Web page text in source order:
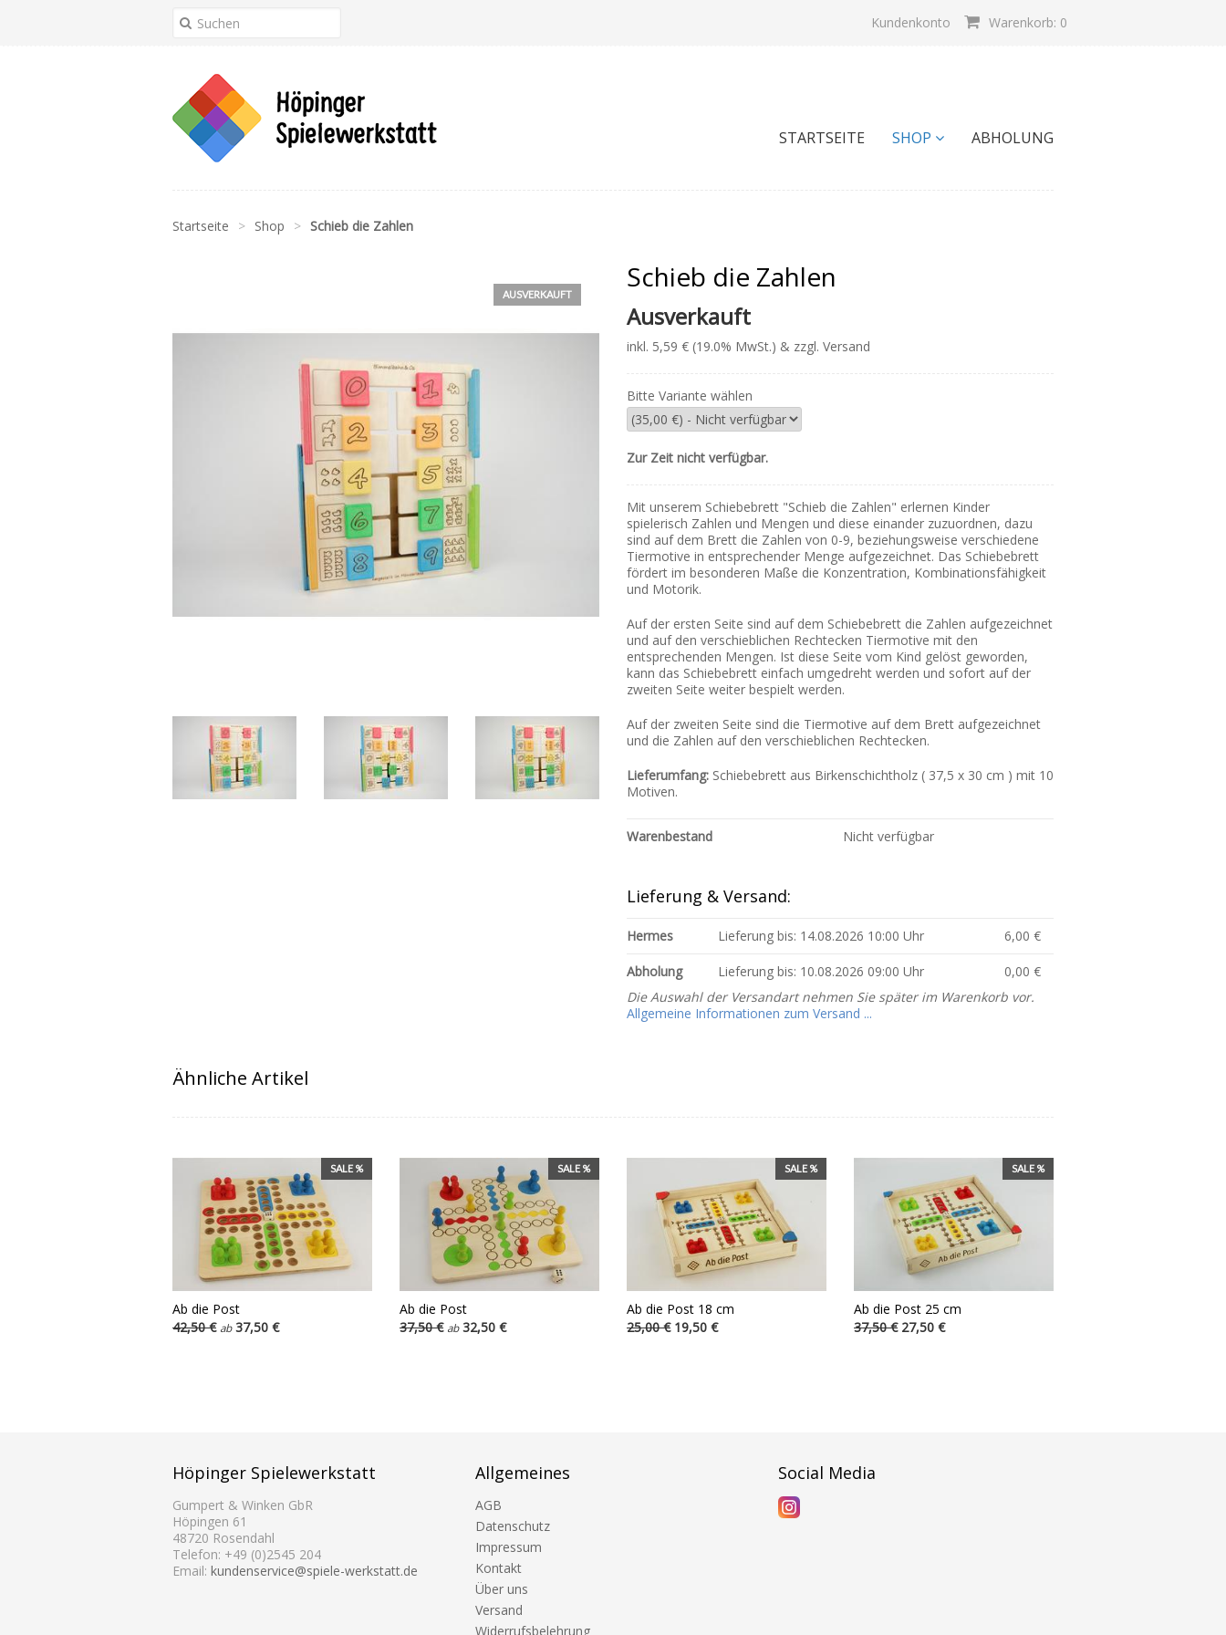
Warenkorb: 0
Kundenkonto
STARTSEITE SHOP ABHOLUNG
Startseite > Shop > Schieb die Zahlen
AUSVERKAUFT
Schieb die Zahlen
Ausverkauft
inkl. 5,59 € (19.0% MwSt.) & zzgl. Versand
Bitte Variante wählen
Zur Zeit nicht verfügbar.
Mit unserem Schiebebrett "Schieb die Zahlen" erlernen Kinder
spielerisch Zahlen und Mengen und diese einander zuzuordnen, dazu
sind auf dem Brett die Zahlen von 0-9, beziehungsweise verschiedene
Tiermotive in entsprechender Menge aufgezeichnet. Das Schiebebrett
fördert im besonderen Maße die Konzentration, Kombinationsfähigkeit
und Motorik.
Auf der ersten Seite sind auf dem Schiebebrett die Zahlen aufgezeichnet
und auf den verschieblichen Rechtecken Tiermotive mit den
entsprechenden Mengen. Ist diese Seite vom Kind gelöst geworden,
kann das Schiebebrett einfach umgedreht werden und sofort auf der
zweiten Seite weiter bespielt werden.
Auf der zweiten Seite sind die Tiermotive auf dem Brett aufgezeichnet
und die Zahlen auf den verschieblichen Rechtecken.
Lieferumfang: Schiebebrett aus Birkenschichtholz ( 37,5 x 30 cm ) mit 10
Motiven.
Warenbestand Nicht verfügbar
Lieferung & Versand:
Hermes Lieferung bis: 14.08.2026 10:00 Uhr 6,00 €
Abholung Lieferung bis: 10.08.2026 09:00 Uhr
0,00 €
Die Auswahl der Versandart nehmen Sie später im Warenkorb vor.
Allgemeine Informationen zum Versand ...
Ähnliche Artikel
SALE %
Ab die Post
42,50 € ab37,50 €
SALE %
Ab die Post
37,50 € ab32,50 €
SALE %
Ab die Post 18 cm
25,00 €19,50 €
SALE %
Ab die Post 25 cm
37,50 €27,50 €
Höpinger Spielewerkstatt
Gumpert & Winken GbR
Höpingen 61
48720 Rosendahl
Telefon: +49 (0)2545 204
Email: kundenservice@spiele-werkstatt.de
Allgemeines
AGB
Datenschutz
Impressum
Kontakt
Über uns
Versand
Widerrufsbelehrung
Social Media